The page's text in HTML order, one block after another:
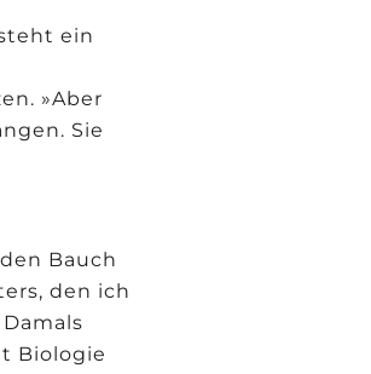
ein
»Aber
Sie
Bauch
den ich
Biologie